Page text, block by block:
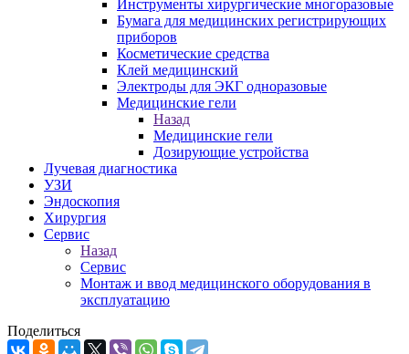
Инструменты хирургические многоразовые
Бумага для медицинских регистрирующих
приборов
Косметические средства
Клей медицинский
Электроды для ЭКГ одноразовые
Медицинские гели
Назад
Медицинские гели
Дозирующие устройства
Лучевая диагностика
УЗИ
Эндоскопия
Хирургия
Сервис
Назад
Сервис
Монтаж и ввод медицинского оборудования в
эксплуатацию
Поделиться